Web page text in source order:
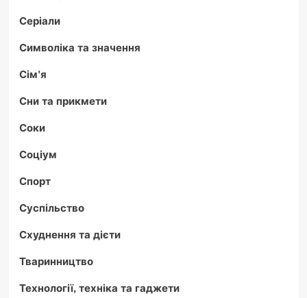
Серіали
Символіка та значення
Сім'я
Сни та прикмети
Соки
Соціум
Спорт
Суспільство
Схуднення та дієти
Тваринництво
Технології, техніка та гаджети